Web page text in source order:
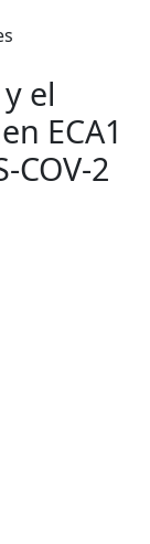
el
ECA1
COV-2